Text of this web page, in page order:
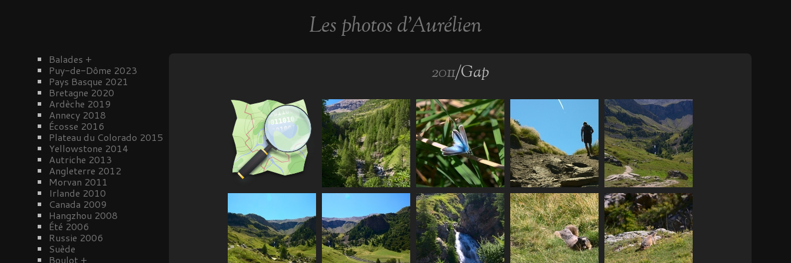
Les photos d'Aurélien
Balades +
Puy-de-Dôme 2023
Pays Basque 2021
Bretagne 2020
Ardèche 2019
Annecy 2018
Écosse 2016
Plateau du Colorado 2015
Yellowstone 2014
Autriche 2013
Angleterre 2012
Morvan 2011
Irlande 2010
Canada 2009
Hangzhou 2008
Été 2006
Russie 2006
Suède
Boulot +
2011/Gap